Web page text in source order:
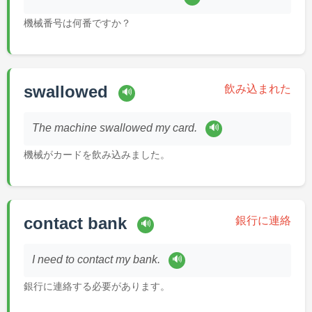
機械番号は何番ですか？
swallowed 🔊 飲み込まれた
The machine swallowed my card. 🔊
機械がカードを飲み込みました。
contact bank 🔊 銀行に連絡
I need to contact my bank. 🔊
銀行に連絡する必要があります。